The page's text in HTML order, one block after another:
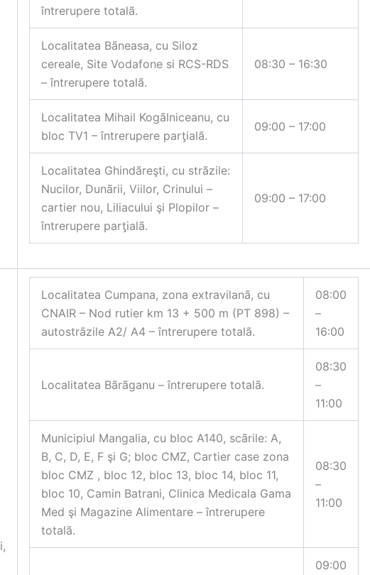
întrerupere totalã.
Localitatea Bãneasa, cu Siloz
cereale, Site Vodafone si RCS-RDS
– întrerupere totalã.
08:30 – 16:30
Localitatea Mihail Kogãlniceanu, cu
bloc TV1 – întrerupere parƫialã.
09:00 – 17:00
Localitatea Ghindãreşti, cu strãzile:
Nucilor, Dunãrii, Viilor, Crinului –
cartier nou, Liliacului şi Plopilor –
întrerupere parƫialã.
09:00 – 17:00
Localitatea Cumpana, zona extravilanã, cu
CNAIR – Nod rutier km 13 + 500 m (PT 898) –
autostrãzile A2/ A4 – întrerupere totalã.
08:00
–
16:00
Localitatea Bãrãganu – întrerupere totalã.
08:30
–
11:00
Municipiul Mangalia, cu bloc A140, scãrile: A,
B, C, D, E, F şi G; bloc CMZ, Cartier case zona
bloc CMZ , bloc 12, bloc 13, bloc 14, bloc 11,
bloc 10, Camin Batrani, Clinica Medicala Gama
Med şi Magazine Alimentare – întrerupere
totalã.
08:30
–
11:00
09:00